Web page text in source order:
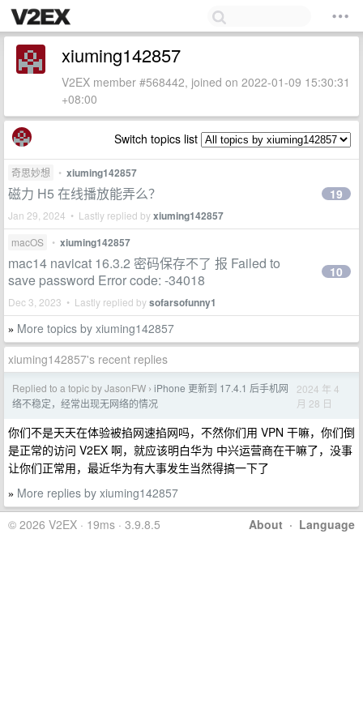
xiuming142857
V2EX member #568442, joined on 2022-01-09 15:30:31
+08:00
Switch topics list
奇思妙想 • xiuming142857
磁力 H5 在线播放能弄么？
Jan 29, 2024 • Lastly replied byxiuming142857
19
macOS • xiuming142857
mac14 navicat 16.3.2 密码保存不了 报 Failed to
save password Error code: -34018
Dec 3, 2023 • Lastly replied bysofarsofunny1
10
» More topics by xiuming142857
xiuming142857's recent replies
Replied to a topic by JasonFW › iPhone 更新到 17.4.1 后手机网
络不稳定，经常出现无网络的情况
2024 年 4
月 28 日
你们不是天天在体验被掐网速掐网吗，不然你们用 VPN 干嘛，你们倒
是正常的访问 V2EX 啊，就应该明白华为 中兴运营商在干嘛了，没事
让你们正常用，最近华为有大事发生当然得搞一下了
» More replies by xiuming142857
About · Language
© 2026 V2EX · 19ms · 3.9.8.5